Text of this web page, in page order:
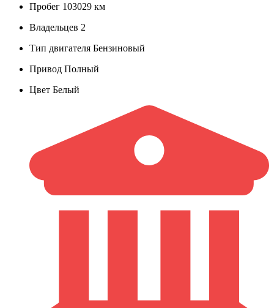
Пробег 103029 км
Владельцев 2
Тип двигателя Бензиновый
Привод Полный
Цвет Белый